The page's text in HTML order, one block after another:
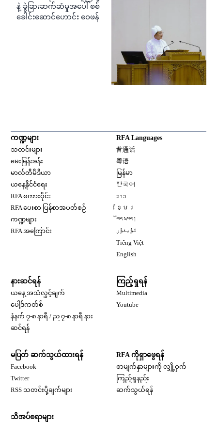
နဲ့ ခွဲခြားဆက်ဆံမှုအပေါ် စစ်
ခေါင်းဆောင်ဟောင်း ဝေဖန်
ကဏ္ဍများ
သတင်းများ
မေးမြန်းခန်း
မာလ်တီမီဒီယာ
ယနေ့နိုင်ငံရေး
RFA စကားဝိုင်း
RFA ပေးစာ ပြန်စာအပတ်စဉ်
ကဏ္ဍများ
RFA အကြောင်း
RFA Languages
普通话
粤语
မြန်မာ
한국어
ລາວ
ខ្មែរ
བོད་སྐད།
ئۇيغۇر
Tiếng Việt
English
နားဆင်ရန်
ယနေ့ အသံလွှင့်ချက်
ပေါ့ဒ်ကတ်စ်
နံနက် ၇-၈ နာရီ / ည ၇-၈ နာရီ နား
ဆင်ရန်
ကြည့်ရှုရန်
Multimedia
Youtube
မပြတ် ဆက်သွယ်ထားရန်
Facebook
TwitterOpens in new window
RSS သတင်းပို့ချက်များ
RFA ကိုရှာဖွေရန်
စာမျက်နှာများကို လျှို့ဝှက်
ကြည့်ရှုနည်း
ဆက်သွယ်ရန်
သိအပ်စရာများ